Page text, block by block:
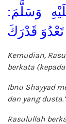
وَسَلَّمَ:
Kemudian,
berkata
Ibnu Shayyad
dan yang dusta.”
Rasulullah